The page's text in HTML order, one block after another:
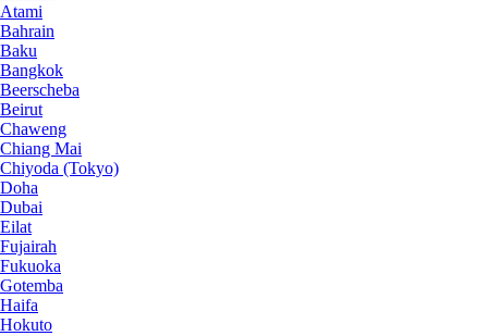
Atami
Bahrain
Baku
Bangkok
Beerscheba
Beirut
Chaweng
Chiang Mai
Chiyoda (Tokyo)
Doha
Dubai
Eilat
Fujairah
Fukuoka
Gotemba
Haifa
Hokuto